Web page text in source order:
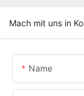
Mach mit uns in
Name